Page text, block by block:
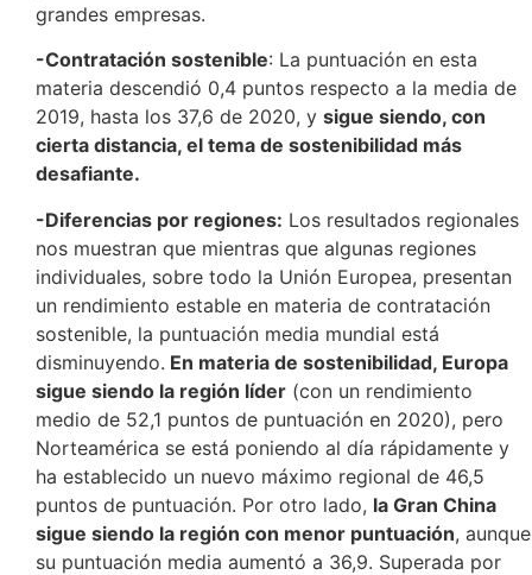
grandes empresas.
-Contratación sostenible: La puntuación en esta
materia descendió 0,4 puntos respecto a la media de
2019, hasta los 37,6 de 2020, y sigue siendo, con
cierta distancia, el tema de sostenibilidad más
desafiante.
-Diferencias por regiones: Los resultados regionales
nos muestran que mientras que algunas regiones
individuales, sobre todo la Unión Europea, presentan
un rendimiento estable en materia de contratación
sostenible, la puntuación media mundial está
disminuyendo. En materia de sostenibilidad, Europa
sigue siendo la región líder (con un rendimiento
medio de 52,1 puntos de puntuación en 2020), pero
Norteamérica se está poniendo al día rápidamente y
ha establecido un nuevo máximo regional de 46,5
puntos de puntuación. Por otro lado, la Gran China
sigue siendo la región con menor puntuación, aunque
su puntuación media aumentó a 36,9. Superada por